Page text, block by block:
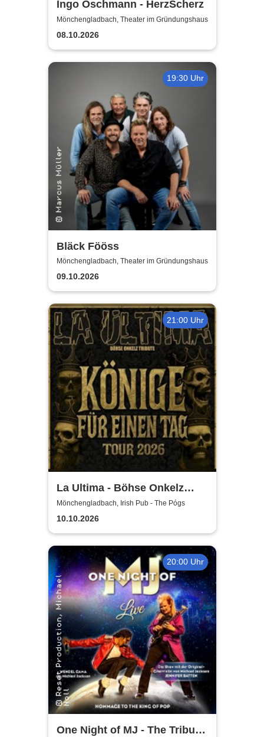
Ingo Oschmann - HerzScherz
Mönchengladbach, Theater im Gründungshaus
08.10.2026
19:30 Uhr
Bläck Fööss
Mönchengladbach, Theater im Gründungshaus
09.10.2026
21:00 Uhr
La Ultima - Böhse Onkelz
Tribute
Mönchengladbach, Irish Pub - The Pógs
10.10.2026
20:00 Uhr
One Night of MJ - The Tribute